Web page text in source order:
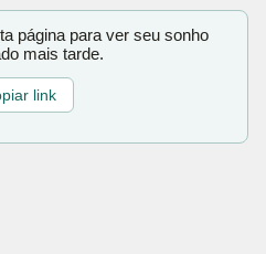
página para ver seu sonho
mais tarde.
link